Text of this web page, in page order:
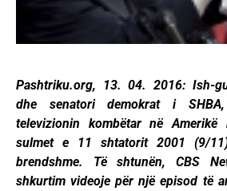
Pashtriku.org, 13. 04. 2016: Ish-
dhe senatori demokrat i
televizionin kombëtar në
sulmet e 11 shtatorit 2001 (9/
brendshme. Të shtunën, CBS
shkurtim videoje për një episod të